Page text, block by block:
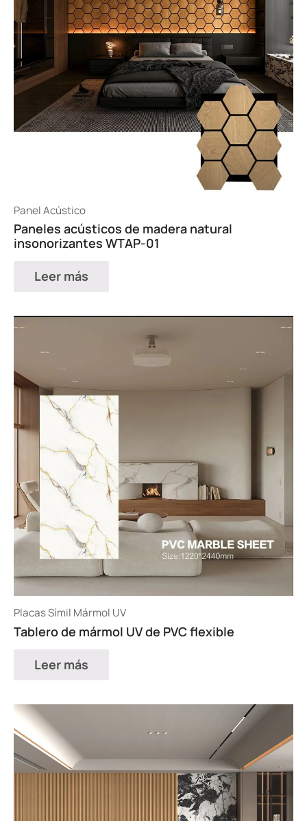
Panel Acústico
Paneles acústicos de madera natural
insonorizantes WTAP-01
Leer más
Placas Símil Mármol UV
Tablero de mármol UV de PVC flexible
Leer más